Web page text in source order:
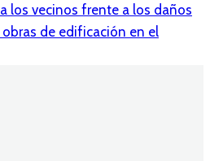
los vecinos frente a los daños
de edificación en el